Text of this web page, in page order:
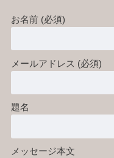
お名前 (必須)
メールアドレス (必須)
題名
メッセージ本文